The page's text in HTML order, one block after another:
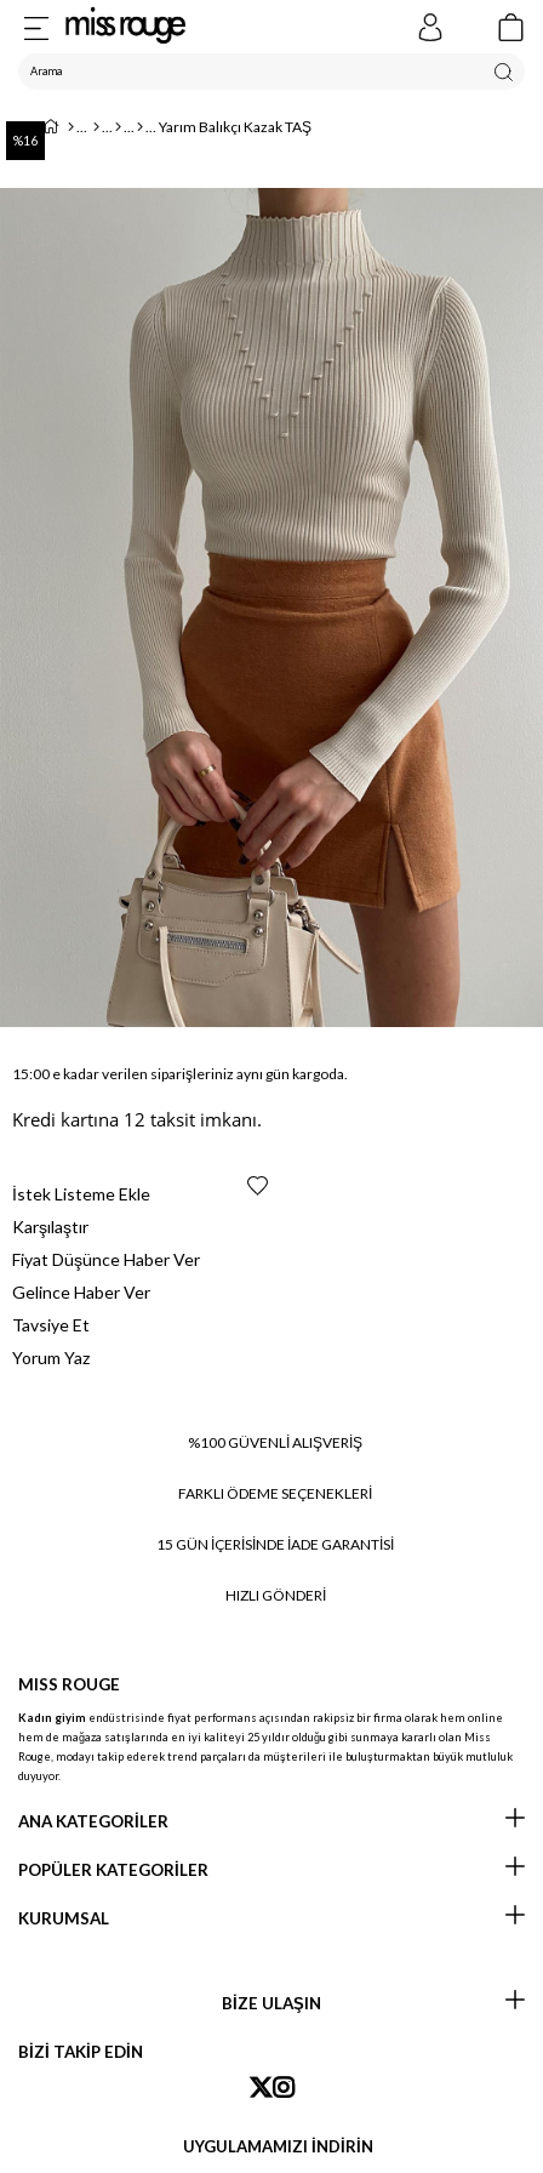
Yarım Balıkçı Kazak TAŞ
16
15:00 e kadar verilen siparişleriniz aynı gün kargoda.
Kredi kartına 12 taksit imkanı.
İstek Listeme Ekle
Karşılaştır
Fiyat Düşünce Haber Ver
Gelince Haber Ver
Tavsiye Et
Yorum Yaz
%100 GÜVENLİ ALIŞVERİŞ
FARKLI ÖDEME SEÇENEKLERİ
15 GÜN İÇERİSİNDE İADE GARANTİSİ
HIZLI GÖNDERİ
MISS ROUGE
Kadın giyim endüstrisinde fiyat performans açısından rakipsiz bir firma olarak hem online
hem de mağaza satışlarında en iyi kaliteyi 25 yıldır olduğu gibi sunmaya kararlı olan Miss
Rouge, modayı takip ederek trend parçaları da müşterileri ile buluşturmaktan büyük mutluluk
duyuyor.
ANA KATEGORİLER
POPÜLER KATEGORİLER
KURUMSAL
BİZE ULAŞIN
BİZİ TAKİP EDİN
UYGULAMAMIZI İNDİRİN